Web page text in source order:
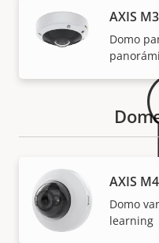
AXIS
Domo
AXIS
Domo
learning
Más
cliente con